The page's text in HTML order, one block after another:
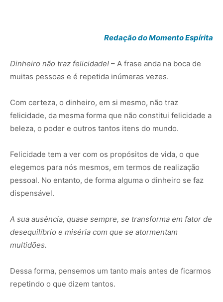
Redação do Momento Espírita
Dinheiro não traz felicidade! – A frase anda na boca de
muitas pessoas e é repetida inúmeras vezes.
Com certeza, o dinheiro, em si mesmo, não traz
felicidade, da mesma forma que não constitui felicidade a
beleza, o poder e outros tantos itens do mundo.
Felicidade tem a ver com os propósitos de vida, o que
elegemos para nós mesmos, em termos de realização
pessoal. No entanto, de forma alguma o dinheiro se faz
dispensável.
A sua ausência, quase sempre, se transforma em fator de
desequilíbrio e miséria com que se atormentam
multidões.
Dessa forma, pensemos um tanto mais antes de ficarmos
repetindo o que dizem tantos.